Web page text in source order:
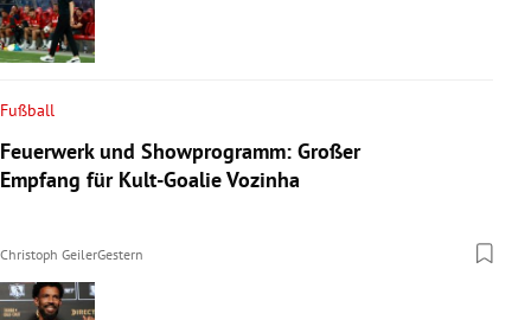
Fußball
Feuerwerk und Showprogramm: Großer
Empfang für Kult-Goalie Vozinha
Christoph GeilerGestern